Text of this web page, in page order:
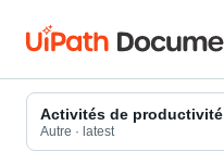
Activités de productivité
Autre · latest